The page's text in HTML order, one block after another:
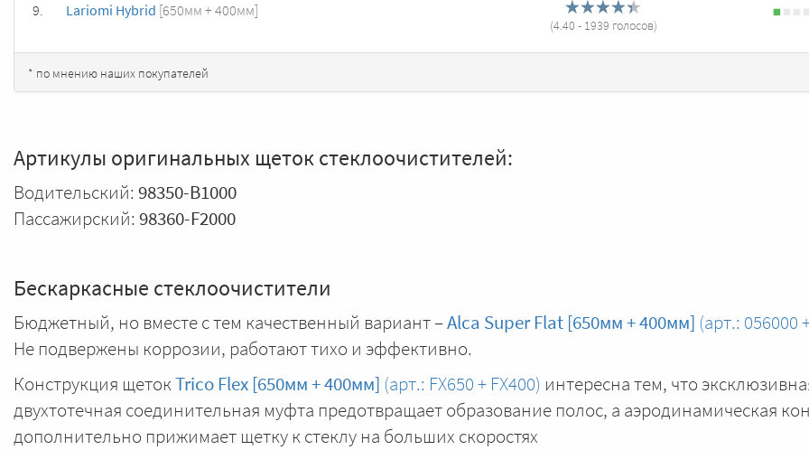
9. Lariomi Hybrid [650мм + 400мм]
(4.40 - 1939 голосов)
* по мнению наших покупателей
Артикулы оригинальных щеток стеклоочистителей:
Водительский: 98350-B1000
Пассажирский: 98360-F2000
Бескаркасные стеклоочистители
Бюджетный, но вместе с тем качественный вариант –Alca Super Flat [650мм + 400мм] (арт.: 056000
Не подвержены коррозии, работают тихо и эффективно.
Конструкция щетокTrico Flex [650мм + 400мм] (арт.: FX650 + FX400) интересна тем, что
двухтотечная соединительная муфта предотвращает образование полос, а аэродинамическая
дополнительно прижимает щетку к стеклу на больших скоростях